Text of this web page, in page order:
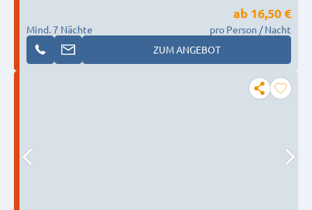
Mind. 7 Nächte
ab 16,50 €
pro Person / Nacht
ZUM ANGEBOT